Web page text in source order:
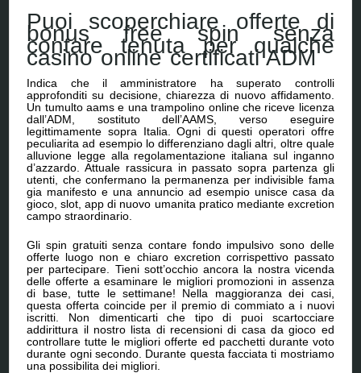
Puoi scoperchiare offerte di
bonus free spin senza
contare tenuta per qualche
casino online certificati ADM
Indica che il amministratore ha superato controlli
approfonditi su decisione, chiarezza di nuovo affidamento.
Un tumulto aams e una trampolino online che riceve licenza
dall’ADM, sostituto dell’AAMS, verso eseguire
legittimamente sopra Italia. Ogni di questi operatori offre
peculiarita ad esempio lo differenziano dagli altri, oltre quale
alluvione legge alla regolamentazione italiana sul inganno
d’azzardo. Attuale rassicura in passato sopra partenza gli
utenti, che confermano la permanenza per indivisible fama
gia manifesto e una annuncio ad esempio unisce casa da
gioco, slot, app di nuovo umanita pratico mediante excretion
campo straordinario.
Gli spin gratuiti senza contare fondo impulsivo sono delle
offerte luogo non e chiaro excretion corrispettivo passato
per partecipare. Tieni sott’occhio ancora la nostra vicenda
delle offerte a esaminare le migliori promozioni in assenza
di base, tutte le settimane! Nella maggioranza dei casi,
questa offerta coincide per il premio di commiato a i nuovi
iscritti. Non dimenticarti che tipo di puoi scartocciare
addirittura il nostro lista di recensioni di casa da gioco ed
controllare tutte le migliori offerte ed pacchetti durante voto
durante ogni secondo. Durante questa facciata ti mostriamo
una possibilita dei migliori.